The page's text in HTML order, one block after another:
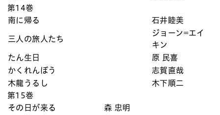
第14巻
南に帰る
石井睦美
三人の旅人たち
ジョーン=エイ
キン
たん生日
原 民喜
かくれんぼう
志賀直哉
木龍うるし
木下順二
第15巻
その日が来る
森 忠明